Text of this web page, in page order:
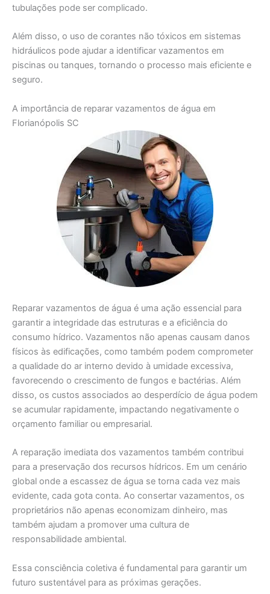
tubulações pode ser complicado.
Além disso, o uso de corantes não tóxicos em sistemas
hidráulicos pode ajudar a identificar vazamentos em
piscinas ou tanques, tornando o processo mais eficiente e
seguro.
A importância de reparar vazamentos de água em
Florianópolis SC
Reparar vazamentos de água é uma ação essencial para
garantir a integridade das estruturas e a eficiência do
consumo hídrico. Vazamentos não apenas causam danos
físicos às edificações, como também podem comprometer
a qualidade do ar interno devido à umidade excessiva,
favorecendo o crescimento de fungos e bactérias. Além
disso, os custos associados ao desperdício de água podem
se acumular rapidamente, impactando negativamente o
orçamento familiar ou empresarial.
A reparação imediata dos vazamentos também contribui
para a preservação dos recursos hídricos. Em um cenário
global onde a escassez de água se torna cada vez mais
evidente, cada gota conta. Ao consertar vazamentos, os
proprietários não apenas economizam dinheiro, mas
também ajudam a promover uma cultura de
responsabilidade ambiental.
Essa consciência coletiva é fundamental para garantir um
futuro sustentável para as próximas gerações.